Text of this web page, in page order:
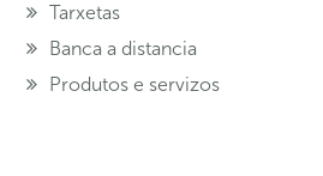
Tarxetas
Banca a distancia
Produtos e servizos